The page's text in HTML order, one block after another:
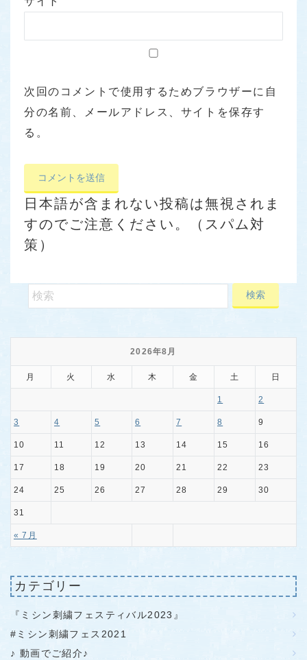
次回のコメントで使用するためブラウザーに自
分の名前、メールアドレス、サイトを保存す
る。
日本語が含まれない投稿は無視されま
すのでご注意ください。（スパム対
策）
2026年8月
月 火 水 木 金 土 日
« 7月
1 2
3 4 5 6 7 8 9
10 11 12 13 14 15 16
17 18 19 20 21 22 23
24 25 26 27 28 29 30
31
カテゴリー
『ミシン刺繍フェスティバル2023』
#ミシン刺繍フェス2021
♪ 動画でご紹介♪